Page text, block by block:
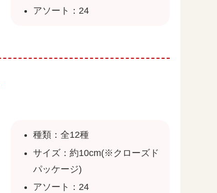
アソート：24
種類：全12種
サイズ：約10cm(※クローズド
パッケージ)
アソート：24